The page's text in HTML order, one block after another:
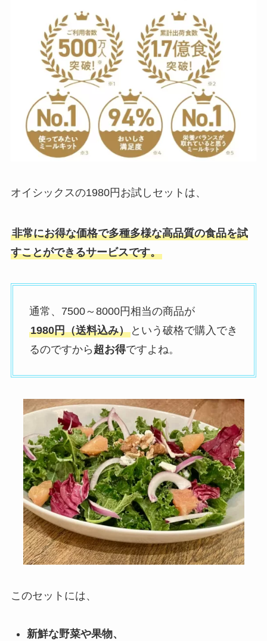
オイシックスの1980円お試しセットは、
非常にお得な価格で多種多様な高品質の食品を試
すことができるサービスです。
通常、7500～8000円相当の商品が
1980円（送料込み）という破格で購入でき
るのですから 超お得ですよね。
このセットには、
新鮮な野菜や果物、